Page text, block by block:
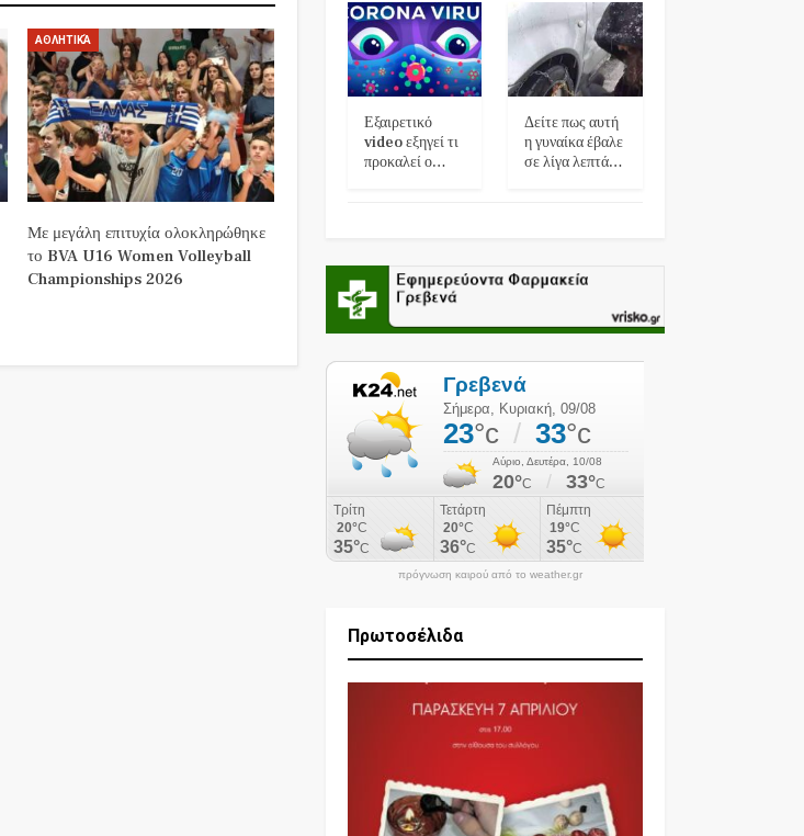
ΑΘΛΗΤΙΚΆ
Με μεγάλη επιτυχία ολοκληρώθηκε
το BVA U16 Women Volleyball
Championships 2026
Εξαιρετικό
video εξηγεί τι
προκαλεί ο…
Δείτε πως αυτή
η γυναίκα έβαλε
σε λίγα λεπτά…
πρόγνωση καιρού από το weather.gr
Πρωτοσέλιδα